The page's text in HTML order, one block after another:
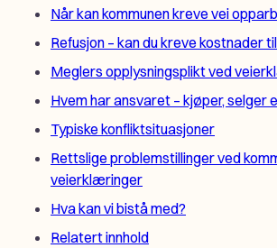
Når kan kommunen kreve vei
Refusjon – kan du kreve kostnader
Meglers opplysningsplikt ved
Hvem har ansvaret – kjøper, selger
Typiske konfliktsituasjoner
Rettslige problemstillinger ved
veierklæringer
Hva kan vi bistå med?
Relatert innhold